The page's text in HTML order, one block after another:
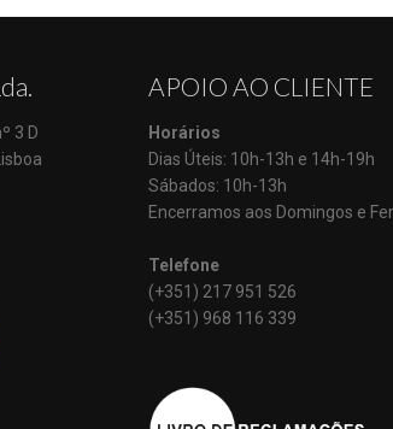
3 D
APOIO AO CLIENTE
Horários
Dias Úteis: 10h-13h e 14h-19h
Sábados: 10h-13h
Encerramos aos Domingos e
Telefone
(+351) 217 951 526
(+351) 968 116 339